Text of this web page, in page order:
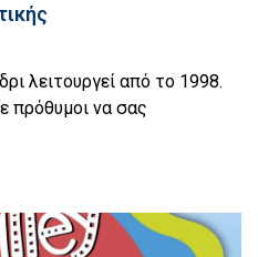
λειτουργεί από το 1998.
πρόθυμοι να σας